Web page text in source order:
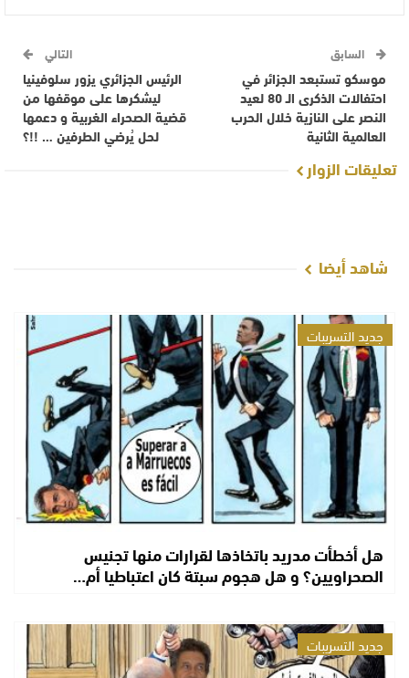
السابق
موسكو تستبعد الجزائر في
احتفالات الذكرى الـ 80 لعيد
النصر على النازية خلال الحرب
العالمية الثانية
التالي
الرئيس الجزائري يزور سلوفينيا
ليشكرها على موقفها من
قضية الصحراء الغربية و دعمها
لحل يُرضي الطرفين … !!؟
تعليقات الزوار
شاهد أيضا
جديد التسريبات
هل أخطأت مدريد باتخاذها لقرارات منها تجنيس
الصحراويين؟ و هل هجوم سبتة كان اعتباطيا أم…
جديد التسريبات